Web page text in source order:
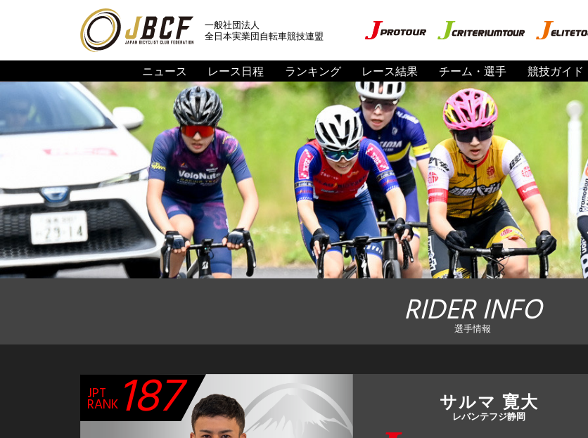
一般社団法人
全日本実業団自転車競技連盟
ニュース レース日程 ランキング レース結果 チーム・選手 競技ガイド
RIDER INFO
選手情報
JPT
RANK187 サルマ 寛大
レバンテフジ静岡